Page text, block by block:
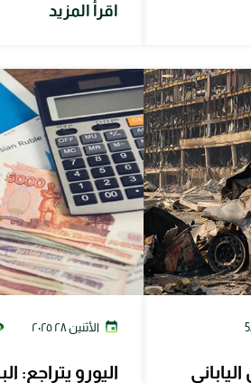
اقرأ المزيد
الأثنين ٢٨ ٢٠٢٥
اليورو يتراجع: